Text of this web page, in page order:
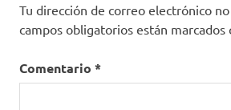
tercera
convocatoria
Universidad
Militar
Tu dirección de correo electrónico no
campos obligatorios están marcados
Comentario *